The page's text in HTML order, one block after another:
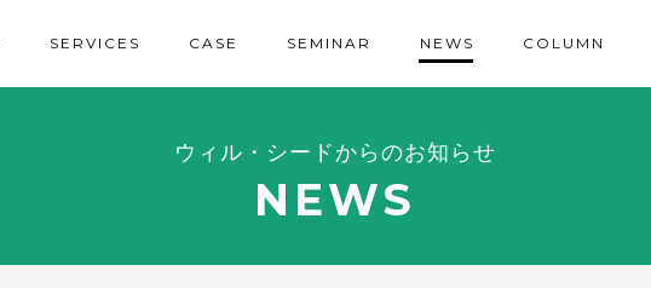
SERVICES CASE SEMINAR NEWS COLUMN
ウィル・シードからのお知らせ
NEWS